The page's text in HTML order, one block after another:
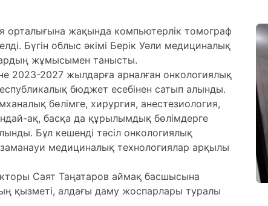
жақында компьютерлік томограф
Бүгін облыс әкімі Берік Уәли медициналық
жұмысымен танысты.
2023-2027 жылдарға арналған онкологиялық
бюджет есебінен сатып алынды.
бөлімге, хирургия, анестезиология,
ақ, басқа да құрылымдық бөлімдерге
Бұл кешенді тәсіл онкологиялық
медициналық технологиялар арқылы
Саят Таңатаров аймақ басшысына
қызметі, алдағы даму жоспарлары туралы